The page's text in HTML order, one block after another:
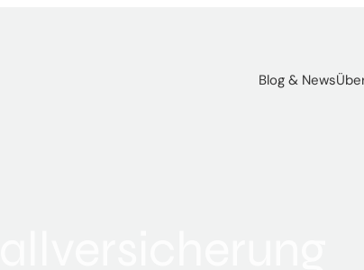
Blog & News